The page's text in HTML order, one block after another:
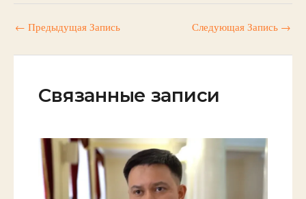
← Предыдущая Запись Следующая Запись →
Связанные записи